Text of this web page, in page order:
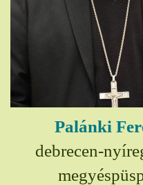
Palánki
debrecen-